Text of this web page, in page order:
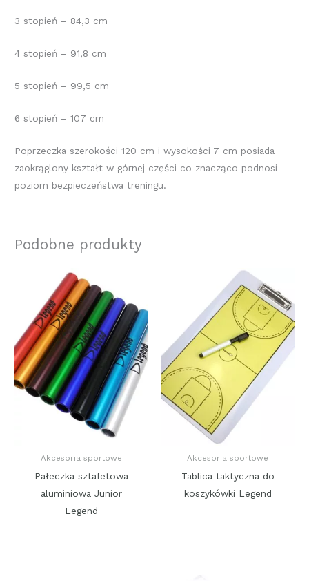
3 stopień – 84,3 cm
4 stopień – 91,8 cm
5 stopień – 99,5 cm
6 stopień – 107 cm
Poprzeczka szerokości 120 cm i wysokości 7 cm posiada
zaokrąglony kształt w górnej części co znacząco podnosi
poziom bezpieczeństwa treningu.
Podobne produkty
Akcesoria sportowe
Pałeczka sztafetowa
aluminiowa Junior
Legend
Akcesoria sportowe
Tablica taktyczna do
koszykówki Legend